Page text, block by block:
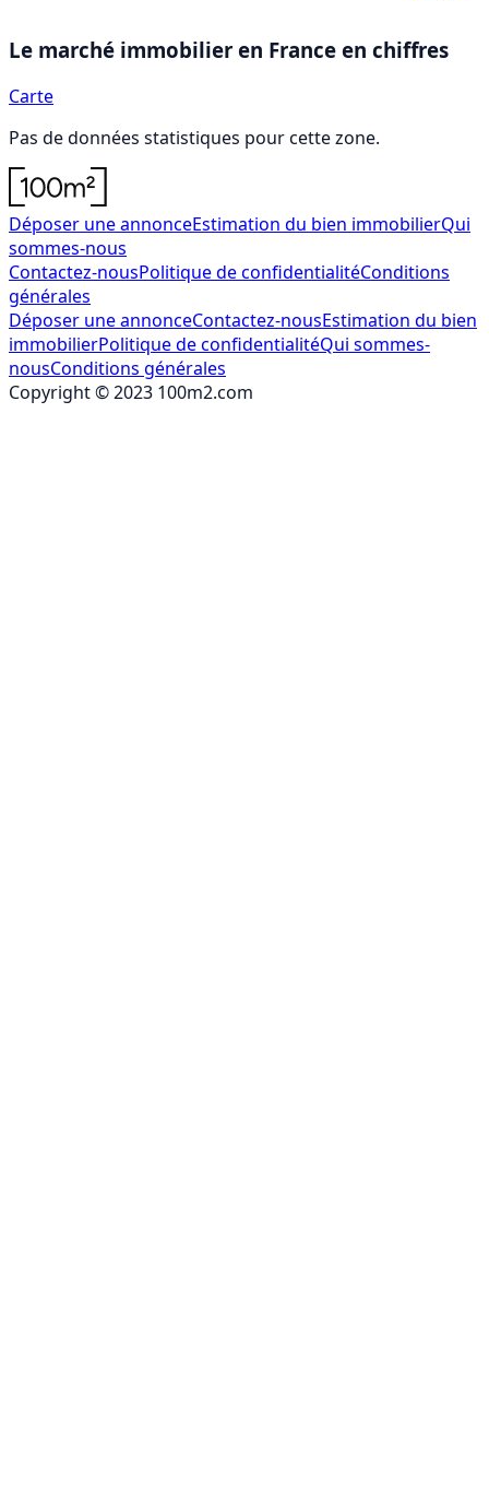
Le marché immobilier en France en chiffres
Carte
Pas de données statistiques pour cette zone.
Déposer une annonceEstimation du bien immobilierQui
sommes-nous
Contactez-nousPolitique de confidentialitéConditions
générales
Déposer une annonceContactez-nousEstimation du bien
immobilierPolitique de confidentialitéQui sommes-
nousConditions générales
Copyright © 2023 100m2.com